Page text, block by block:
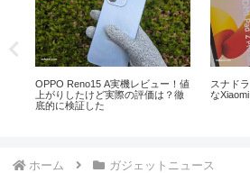
OPPO Reno15 A実機レビュー！値
上がりしたけど実際の評価は？徹
底的に検証した
スナド
な
ホーム ガジェットニュース